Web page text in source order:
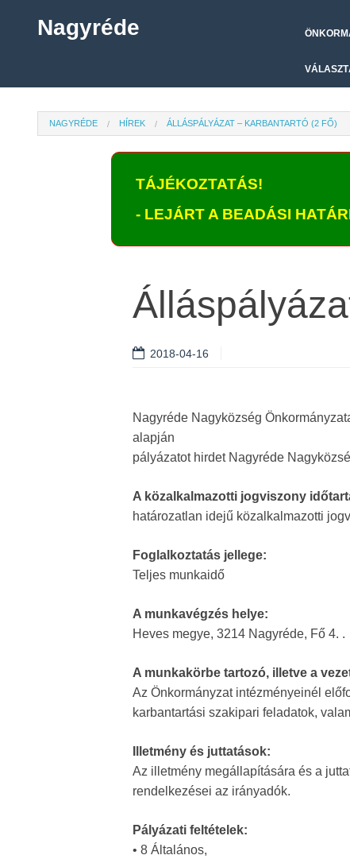
Nagyréde
NAGYRÉDE HÍREK ÁLLÁSPÁLYÁZAT – KARBANTARTÓ (2 FŐ)
TÁJÉKOZTATÁS!
- LEJÁRT A BEADÁSI
2018-04-16
Nagyréde Nagyközség
alapján
pályázatot hirdet Nagyréde
A közalkalmazotti jogviszony
határozatlan idejű közalkalmazotti
Foglalkoztatás jellege:
Teljes munkaidő
A munkavégzés helye:
Heves megye, 3214 Nagyréde, Fő 4. .
A munkakörbe tartozó, illetve a
Az Önkormányzat intézményeinél
karbantartási szakipari feladatok,
Illetmény és juttatások:
Az illetmény megállapítására és a
rendelkezései az irányadók.
Pályázati feltételek:
• 8 Általános,